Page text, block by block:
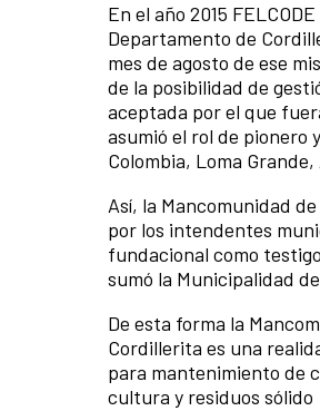
En el año 2015
Departamento de
mes de agosto de ese
de la posibilidad de
aceptada por el que
asumió el rol de pionero
Colombia, Loma
Así, la Mancomunidad
por los intendentes
fundacional como
sumó la Municipalidad
De esta forma la
Cordillerita es una
para mantenimiento de
cultura y residuos sólido